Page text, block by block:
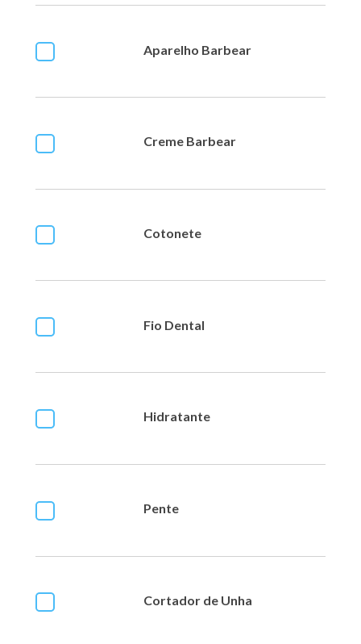
Aparelho Barbear
Creme Barbear
Cotonete
Fio Dental
Hidratante
Pente
Cortador de Unha